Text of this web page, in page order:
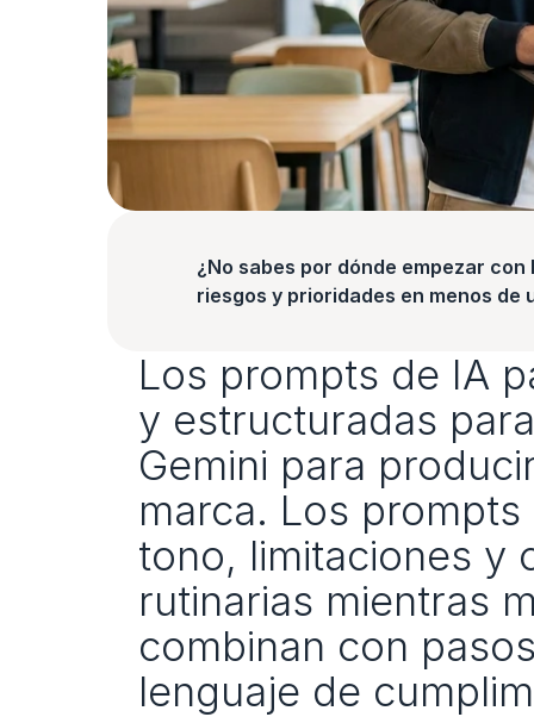
¿No sabes por dónde empezar
riesgos y prioridades en menos de
Los prompts de IA
y estructuradas
Gemini para
marca. Los
tono, limitaciones y
rutinarias mientras
combinan con
lenguaje de